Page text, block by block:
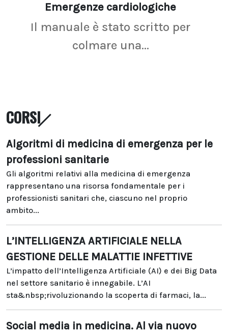
Emergenze cardiologiche
Il manuale è stato scritto per
colmare una...
CORSI
Algoritmi di medicina di emergenza per le
professioni sanitarie
Gli algoritmi relativi alla medicina di emergenza
rappresentano una risorsa fondamentale per i
professionisti sanitari che, ciascuno nel proprio
ambito...
L’INTELLIGENZA ARTIFICIALE NELLA
GESTIONE DELLE MALATTIE INFETTIVE
L’impatto dell’Intelligenza Artificiale (AI) e dei Big Data
nel settore sanitario è innegabile. L’AI
sta&nbsp;rivoluzionando la scoperta di farmaci, la...
Social media in medicina. Al via nuovo